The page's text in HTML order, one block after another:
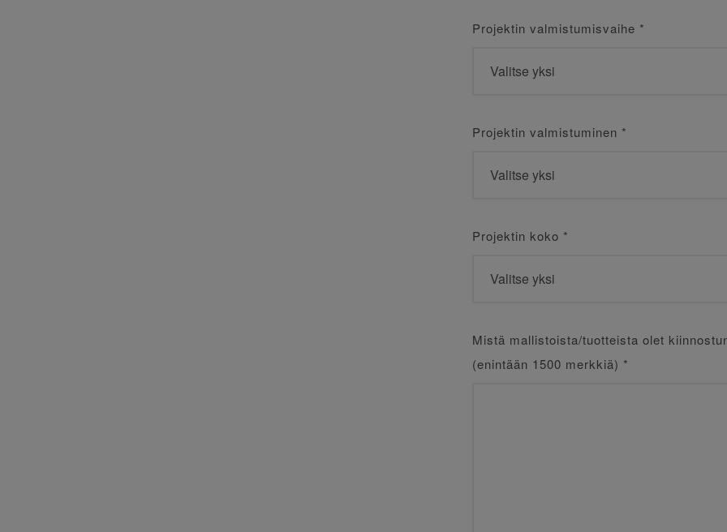
Projektin valmistumisvaihe *
Projektin valmistuminen *
Projektin koko *
Mistä mallistoista/tuotteista olet
(enintään 1500 merkkiä) *